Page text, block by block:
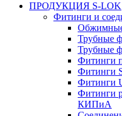
ПРОДУКЦИЯ S-LOK
Фитинги и
Трубные
Трубные
Фитинги
Фитинги
Фитинги
Фитинги
КИПиА